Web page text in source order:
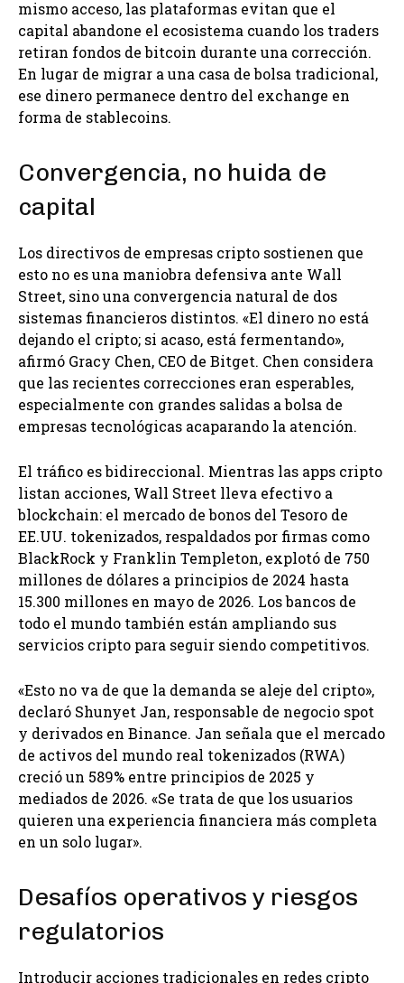
mismo acceso, las plataformas evitan que el
capital abandone el ecosistema cuando los traders
retiran fondos de bitcoin durante una corrección.
En lugar de migrar a una casa de bolsa tradicional,
ese dinero permanece dentro del exchange en
forma de stablecoins.
Convergencia, no huida de
capital
Los directivos de empresas cripto sostienen que
esto no es una maniobra defensiva ante Wall
Street, sino una convergencia natural de dos
sistemas financieros distintos. «El dinero no está
dejando el cripto; si acaso, está fermentando»,
afirmó Gracy Chen, CEO de Bitget. Chen considera
que las recientes correcciones eran esperables,
especialmente con grandes salidas a bolsa de
empresas tecnológicas acaparando la atención.
El tráfico es bidireccional. Mientras las apps cripto
listan acciones, Wall Street lleva efectivo a
blockchain: el mercado de bonos del Tesoro de
EE.UU. tokenizados, respaldados por firmas como
BlackRock y Franklin Templeton, explotó de 750
millones de dólares a principios de 2024 hasta
15.300 millones en mayo de 2026. Los bancos de
todo el mundo también están ampliando sus
servicios cripto para seguir siendo competitivos.
«Esto no va de que la demanda se aleje del cripto»,
declaró Shunyet Jan, responsable de negocio spot
y derivados en Binance. Jan señala que el mercado
de activos del mundo real tokenizados (RWA)
creció un 589% entre principios de 2025 y
mediados de 2026. «Se trata de que los usuarios
quieren una experiencia financiera más completa
en un solo lugar».
Desafíos operativos y riesgos
regulatorios
Introducir acciones tradicionales en redes cripto